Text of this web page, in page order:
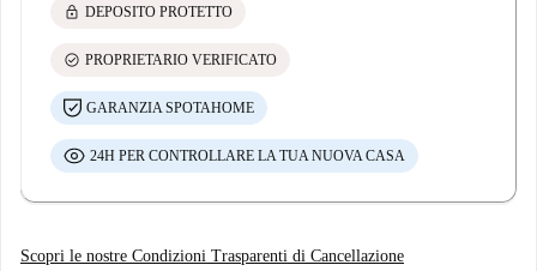
lock DEPOSITO PROTETTO
check_circle PROPRIETARIO VERIFICATO
GARANZIA SPOTAHOME
24H PER CONTROLLARE LA TUA NUOVA CASA
Scopri le nostre Condizioni Trasparenti di Cancellazione